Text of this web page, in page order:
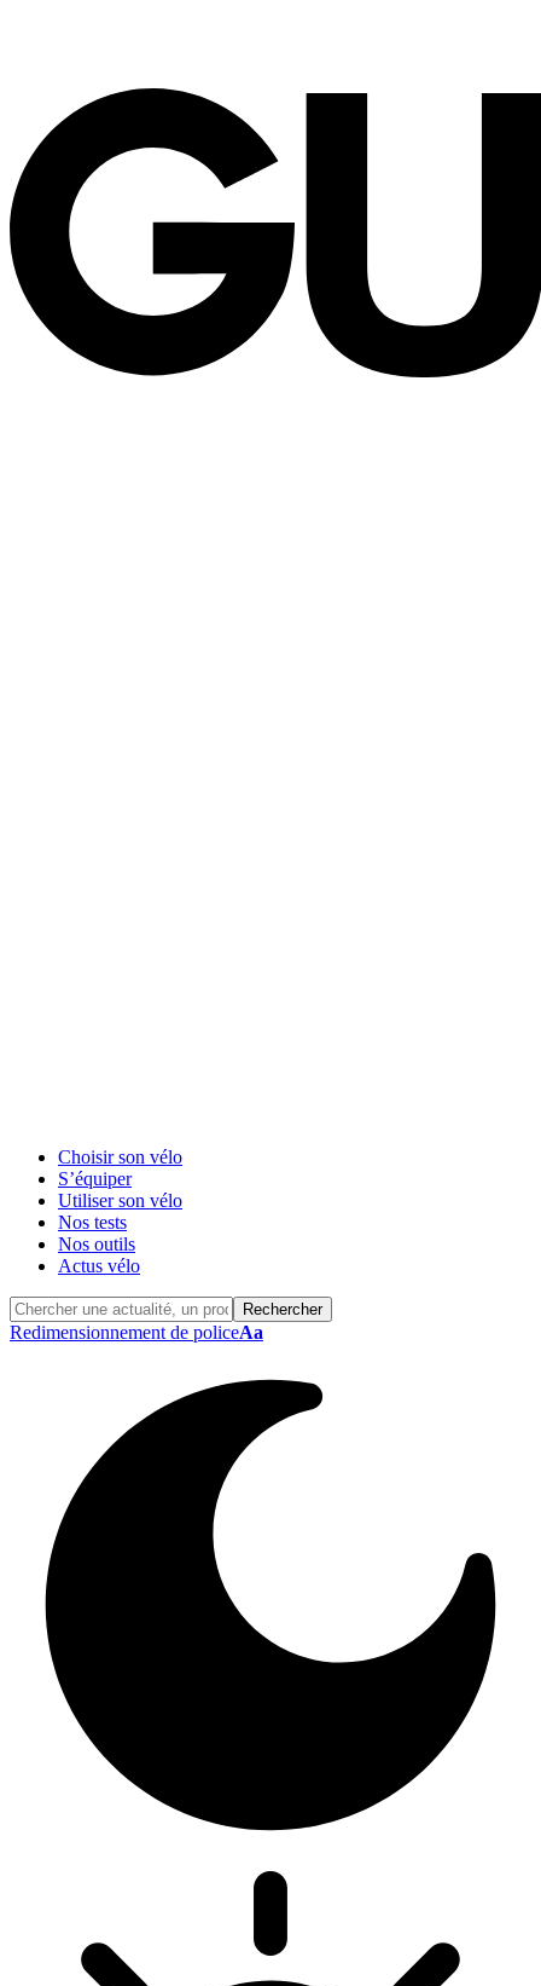
Choisir son vélo
S’équiper
Utiliser son vélo
Nos tests
Nos outils
Actus vélo
Redimensionnement de policeAa